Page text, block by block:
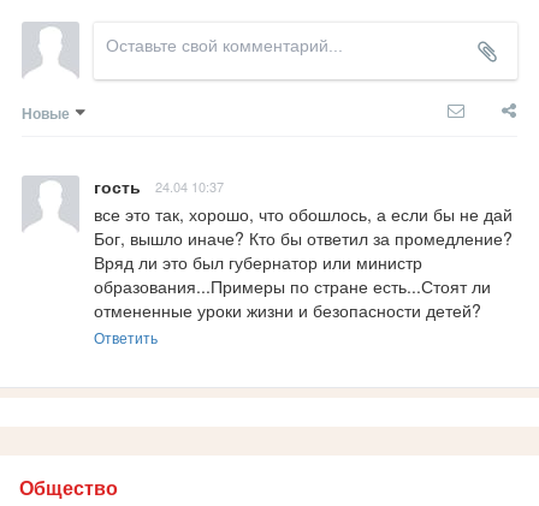
Новые
гость 24.04 10:37
все это так, хорошо, что обошлось, а если бы не дай
Бог, вышло иначе? Кто бы ответил за промедление?
Вряд ли это был губернатор или министр
образования...Примеры по стране есть...Стоят ли
отмененные уроки жизни и безопасности детей?
Ответить
Общество